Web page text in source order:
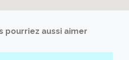
pourriez aussi aimer